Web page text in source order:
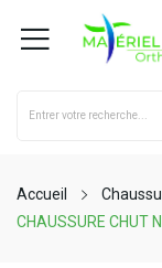
Accueil
CHAUSSURE CHUT